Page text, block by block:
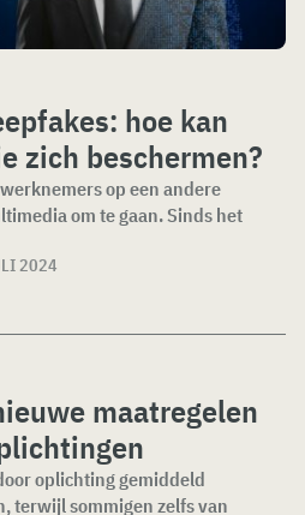
hoe kan
zich beschermen?
op een andere
om te gaan. Sinds het
2024
maatregelen
oplichting gemiddeld
terwijl sommigen zelfs van